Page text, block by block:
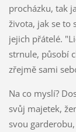
procházku, tak
života, jak se to
jejich přátelé.
strnule, působí
zřejmě sami
Na co myslí?
svůj majetek,
svou